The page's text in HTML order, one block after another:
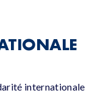
internationale